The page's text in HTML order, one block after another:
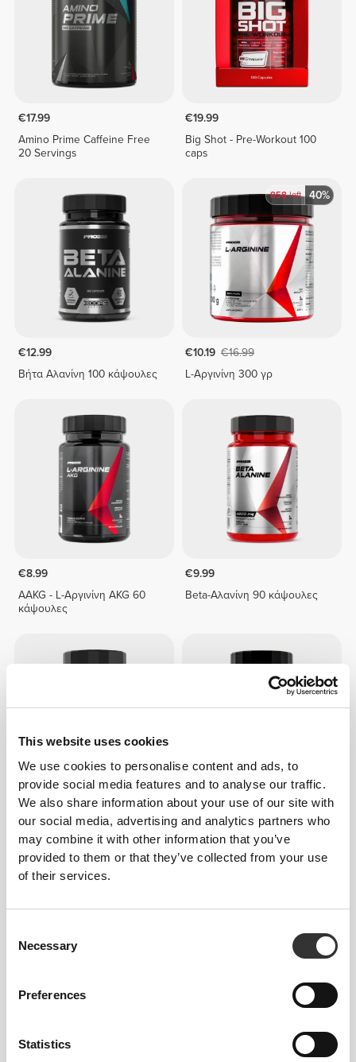
This website uses cookies
We use cookies to personalise content and ads, to
provide social media features and to analyse our traffic.
We also share information about your use of our site with
our social media, advertising and analytics partners who
may combine it with other information that you’ve
provided to them or that they’ve collected from your use
of their services.
Selection
Necessary
Preferences
Statistics
€17.99
Amino Prime Caffeine Free
20 Servings
€19.99
Big Shot - Pre-Workout 100
caps
€12.99
Βήτα Αλανίνη 100 κάψουλες
858left 40%
€10.19 €16.99
L-Αργινίνη 300 γρ
€8.99
AAKG - L-Αργινίνη AKG 60
κάψουλες
€9.99
Beta-Αλανίνη 90 κάψουλες
€10.49 €14.99
30%
L-Αργινίνη 2400 mg 90
ταμπλέτες
€10.99
L-Αργινίνη L-Ορνιθίνη L-
Λυσίνη 120 κάψουλες
€19.99